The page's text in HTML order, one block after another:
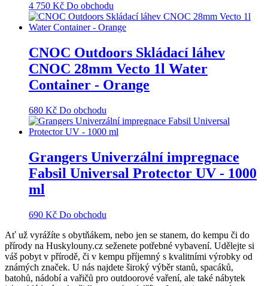
4 750 Kč Do obchodu
CNOC Outdoors Skládací láhev
CNOC 28mm Vecto 1l Water
Container - Orange
680 Kč Do obchodu
Grangers Univerzální impregnace
Fabsil Universal Protector UV - 1000
ml
690 Kč Do obchodu
Ať už vyrážíte s obytňákem, nebo jen se stanem, do kempu či do
přírody na Huskylouny.cz seženete potřebné vybavení. Udělejte si
váš pobyt v přírodě, či v kempu příjemný s kvalitními výrobky od
známých značek. U nás najdete široký výběr stanů, spacáků,
batohů, nádobí a vařičů pro outdoorové vaření, ale také nábytek